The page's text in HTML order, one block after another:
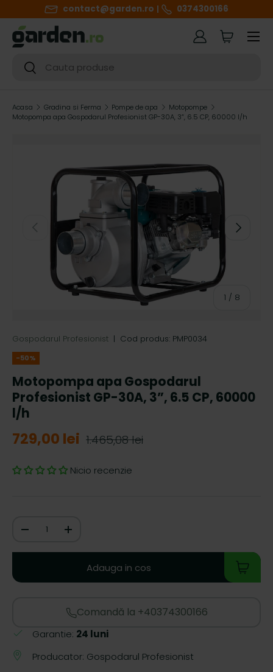
SARI LA CONTINUT
contact@garden.ro 0374300166
Cautare
Cautare
Autentificare
Cart
Meniul
Acasa Gradina si Ferma Pompe de apa
Motopompe
Motopompa apa Gospodarul Profesionist GP-30A, 3”, 6.5 CP, 60000 l/h
ANTERIOR
1 / de
8
Gospodarul Profesionist | Cod produs: PMP0034
-50%
Motopompa apa Gospodarul
Profesionist GP-30A, 3”, 6.5 CP, 60000
l/h
729,00 lei 1.465,08 lei
Nicio recenzie
-
+
Adauga in cos
Comandă la +40374300166
Garantie: 24 luni
Producator: Gospodarul Profesionist